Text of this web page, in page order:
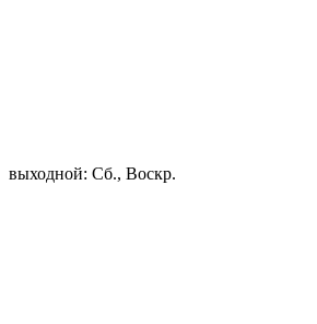
выходной: Сб., Воскр.